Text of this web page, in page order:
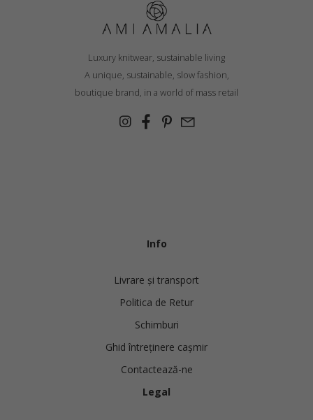
Luxury knitwear, sustainable living
A unique, sustainable, slow fashion,
boutique brand, in a world of mass retail
Info
Livrare și transport
Politica de Retur
Schimburi
Ghid întreținere cașmir
Contactează-ne
Legal